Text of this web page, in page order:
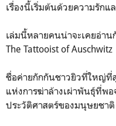
เรื่องนี้เริ่มต้นด้วยความรักแ
เล่มนี้หลายคนน่าจะเคยอ่าน
The Tattooist of Auschwitz
ชื่อค่ายกักกันชาวยิวที่ใหญ่ที่
แห่งการฆ่าล้างเผ่าพันธุ์ที่พ
ประวัติศาสตร์ของมนุษยชาติ